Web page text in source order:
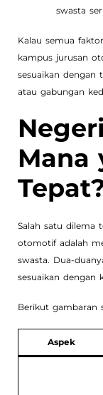
swasta
Kalau semua
kampus jurusan
sesuaikan dengan
atau gabungan
Mana
Salah satu dilema
otomotif adalah
swasta. Dua-
sesuaikan dengan
Berikut gambaran
Aspek